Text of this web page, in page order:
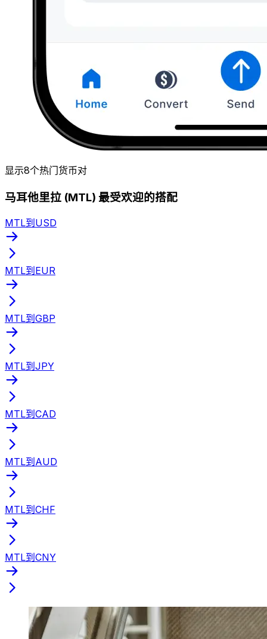
显示8个热门货币对
马耳他里拉 (MTL) 最受欢迎的搭配
MTL到USD
MTL到EUR
MTL到GBP
MTL到JPY
MTL到CAD
MTL到AUD
MTL到CHF
MTL到CNY